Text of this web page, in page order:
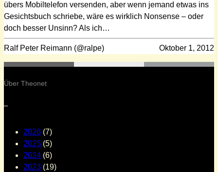
übers Mobiltelefon versenden, aber wenn jemand etwas ins
Gesichtsbuch schriebe, wäre es wirklich Nonsense – oder
doch besser Unsinn? Als ich…
Ralf Peter Reimann (@ralpe) Oktober 1, 2012
Über Theonet
–
2026 (7)
2025 (5)
2024 (6)
2023 (19)